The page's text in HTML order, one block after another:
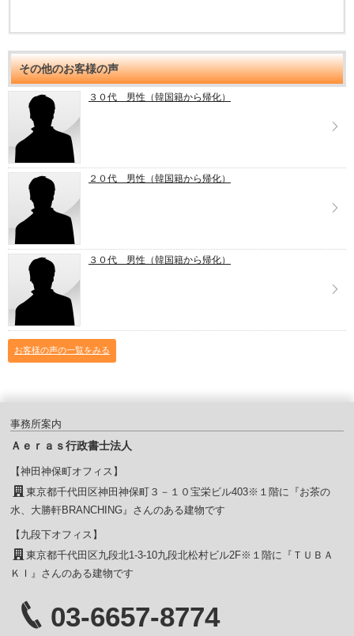
その他のお客様の声
３０代 男性（韓国籍から帰化）
２０代 男性（韓国籍から帰化）
３０代 男性（韓国籍から帰化）
お客様の声の一覧をみる
事務所案内
Ａｅｒａｓ行政書士法人
【神田神保町オフィス】
東京都千代田区神田神保町３－１０宝栄ビル403※１階に『お茶の
水、大勝軒BRANCHING』さんのある建物です
【九段下オフィス】
東京都千代田区九段北1-3-10九段北松村ビル2F※１階に『ＴＵＢＡ
ＫＩ』さんのある建物です
03-6657-8774